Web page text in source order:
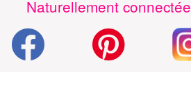
Naturellement connectée